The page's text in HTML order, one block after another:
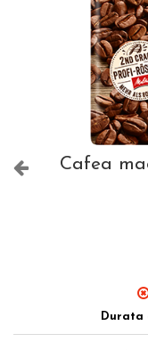
Cafea
Durata